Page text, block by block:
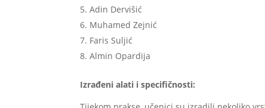
Adin Dervišić
Muhamed Zejnić
Faris Suljić
Almin Opardija
Izrađeni alati i specifičnosti: